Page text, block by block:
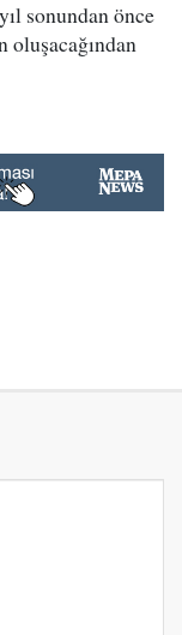
sonundan önce
oluşacağından